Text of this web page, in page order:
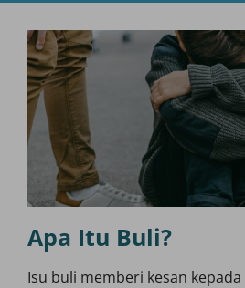
Apa Itu Buli?
Isu buli memberi kesan